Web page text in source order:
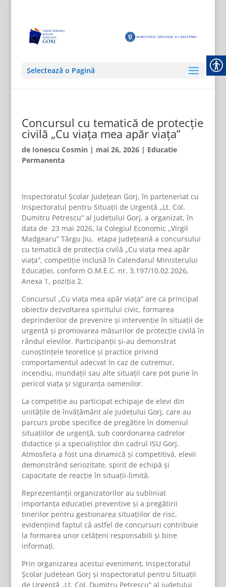
Selectează o Pagină
Concursul cu tematică de protecție
civilă „Cu viața mea apăr viața”
de Ionescu Cosmin| mai 26, 2026| Educatie
Permanenta
Inspectoratul Școlar Județean Gorj, în parteneriat cu
Inspectoratul pentru Situații de Urgență „Lt. Col.
Dumitru Petrescu” al județului Gorj, a organizat, în
data de 23 mai 2026, la Colegiul Economic „Virgil
Madgearu” Târgu Jiu, etapa județeană a concursului
cu tematică de protecția civilă „Cu viața mea apăr
viața”, competiție inclusă în Calendarul Ministerului
Educației, conform O.M.E.C. nr. 3.197/10.02.2026,
Anexa 1, poziția 2.
Concursul „Cu viața mea apăr viața” are ca principal
obiectiv dezvoltarea spiritului civic, formarea
deprinderilor de prevenire și intervenție în situații de
urgență și promovarea măsurilor de protecție civilă în
rândul elevilor. Participanții și-au demonstrat
cunoștințele teoretice și practice privind
comportamentul adecvat în caz de cutremur,
incendiu, inundații sau alte situații care pot pune în
pericol viața și siguranța oamenilor.
La competiție au participat echipaje de elevi din
unitățile de învățământ ale județului Gorj, care au
parcurs probe specifice de pregătire în domeniul
situațiilor de urgență, sub coordonarea cadrelor
didactice și a specialiștilor din cadrul ISU Gorj.
Atmosfera a fost una dinamică și competitivă, elevii
demonstrând seriozitate, spirit de echipă și
capacitate de reacție în situații-limită.
Reprezentanții organizatorilor au subliniat
importanța educației preventive și a pregătirii
tinerilor pentru gestionarea situațiilor de risc,
evidențiind faptul că astfel de concursuri contribuie
la formarea unor cetățeni responsabili și bine
informați.
Prin organizarea acestui eveniment, Inspectoratul
Școlar Județean Gorj și Inspectoratul pentru Situații
de Urgență „Lt. Col. Dumitru Petrescu” al județului